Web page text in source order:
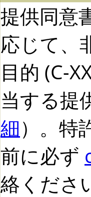
提供同意
応じて、
目的 (C-
当する提
細）。特
前に必ず
絡くださ